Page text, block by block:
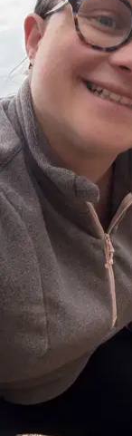
Chats
0 %
Petits chiens
0 %
Chiens de taille
0 %
Grands chiens
0 %
Autres animaux
0 %
Pourquoi
sérénité
Votre animal
les chiens anxieux,
pouvez la suivre en
GPS en direct
Vous suivez en
voyez la distance et